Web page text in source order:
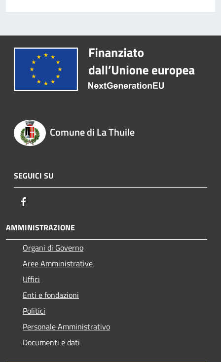
Comune di La Thuile
SEGUICI SU
AMMINISTRAZIONE
Organi di Governo
Aree Amministrative
Uffici
Enti e fondazioni
Politici
Personale Amministrativo
Documenti e dati